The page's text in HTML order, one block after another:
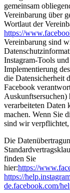
gemeinsam
Vereinbarung über
Wortlaut der
https://
Vereinbarung sind
Instagram-Tools
Implementierung
die Datensicherheit
Facebook
verarbeiteten Daten
machen. Wenn Sie
sind wir verpflichtet,
Die
finden Sie
hier:https://
https://
de.facebook.com/